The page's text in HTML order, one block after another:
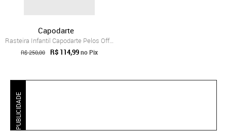
Capodarte
Rasteira Infantil Capodarte Pelos Off-White
R$ 250,00 R$ 114,99no Pix
PUBLICIDADE